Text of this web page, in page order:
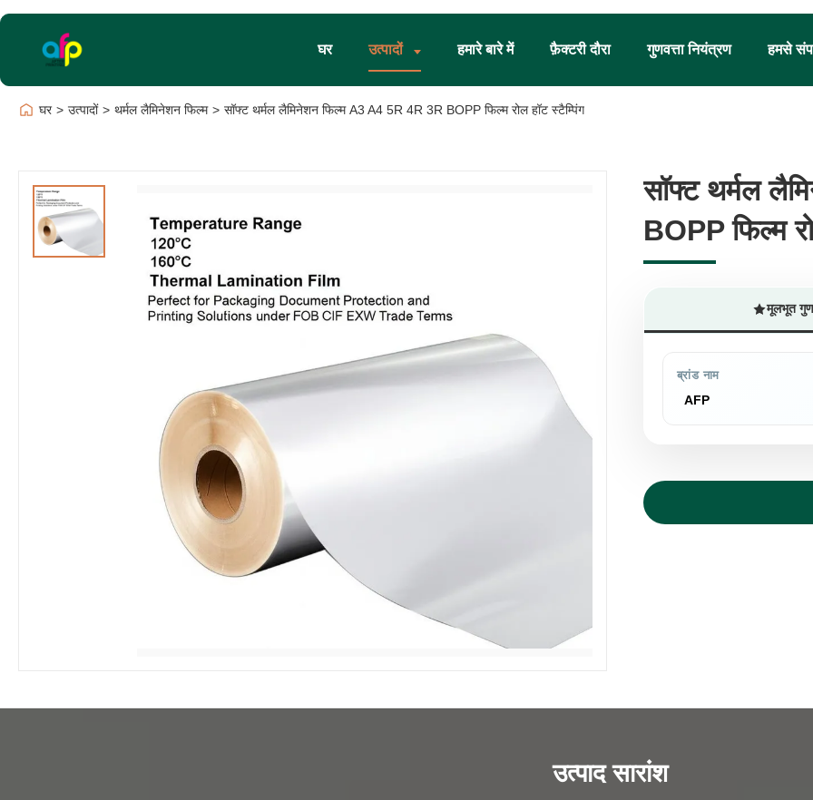
घर उत्पादों हमारे बारे में फ़ैक्टरी दौरा गुणवत्ता नियंत्रण हमसे
घर > उत्पादों > थर्मल लैमिनेशन फिल्म > सॉफ्ट थर्मल लैमिनेशन फिल्म A3 A4 5R 4R 3R BOPP फिल्म रोल हॉट स्टैम्पिंग
सॉफ्ट थर्मल
BOPP फिल्म
सॉफ्ट थर्मल
BOPP फिल्म
मूलभूत
ब्रांड नाम
AFP
उत्पाद सारांश